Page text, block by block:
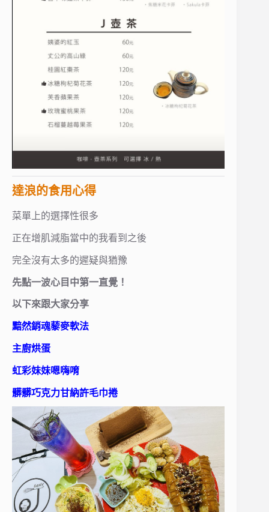
達浪的食用心得
菜單上的選擇性很多
正在增肌減脂當中的我看到之後
完全沒有太多的遲疑與猶豫
先點一波心目中第一直覺！
以下來跟大家分享
黯然銷魂藜麥軟法
主廚烘蛋
虹彩妹妹嗯嗨唷
髒髒巧克力甘納許毛巾捲